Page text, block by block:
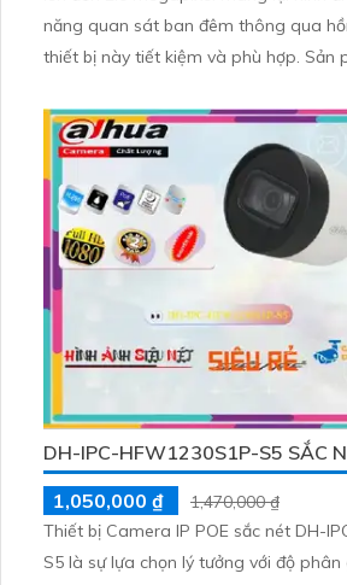
năng quan sát ban đêm thông qua
thiết bị này tiết kiệm và phù hợp. Sản phẩm được trang
ảnh cao
DH-IPC-HFW1230S1P-S5 SẮC
1,050,000 ₫
1,470,000 ₫
Thiết bị Camera IP POE sắc nét DH-
S5 là sự lựa chọn lý tưởng với độ phân